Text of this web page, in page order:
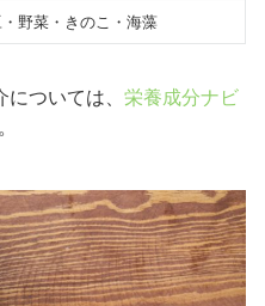
野菜・きのこ・海藻
ついては、 栄養成分ナビ